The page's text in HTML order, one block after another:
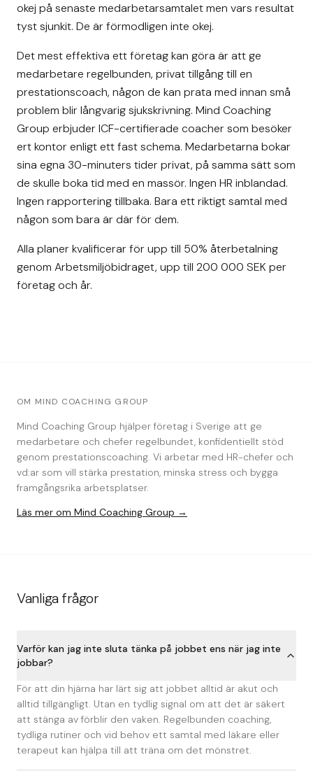
okej på senaste medarbetarsamtalet men vars resultat
tyst sjunkit. De är förmodligen inte okej.
Det mest effektiva ett företag kan göra är att ge
medarbetare regelbunden, privat tillgång till en
prestationscoach, någon de kan prata med innan små
problem blir långvarig sjukskrivning. Mind Coaching
Group erbjuder ICF-certifierade coacher som besöker
ert kontor enligt ett fast schema. Medarbetarna bokar
sina egna 30-minuters tider privat, på samma sätt som
de skulle boka tid med en massör. Ingen HR inblandad.
Ingen rapportering tillbaka. Bara ett riktigt samtal med
någon som bara är där för dem.
Alla planer kvalificerar för upp till 50% återbetalning
genom Arbetsmiljöbidraget, upp till 200 000 SEK per
företag och år.
OM MIND COACHING GROUP
Mind Coaching Group hjälper företag i Sverige att ge
medarbetare och chefer regelbundet, konfidentiellt stöd
genom prestationscoaching. Vi arbetar med HR-chefer och
vd:ar som vill stärka prestation, minska stress och bygga
framgångsrika arbetsplatser.
Läs mer om Mind Coaching Group →
Vanliga frågor
Varför kan jag inte sluta tänka på jobbet ens när jag inte
jobbar?
För att din hjärna har lärt sig att jobbet alltid är akut och
alltid tillgängligt. Utan en tydlig signal om att det är säkert
att stänga av förblir den vaken. Regelbunden coaching,
tydliga rutiner och vid behov ett samtal med läkare eller
terapeut kan hjälpa till att träna om det mönstret.